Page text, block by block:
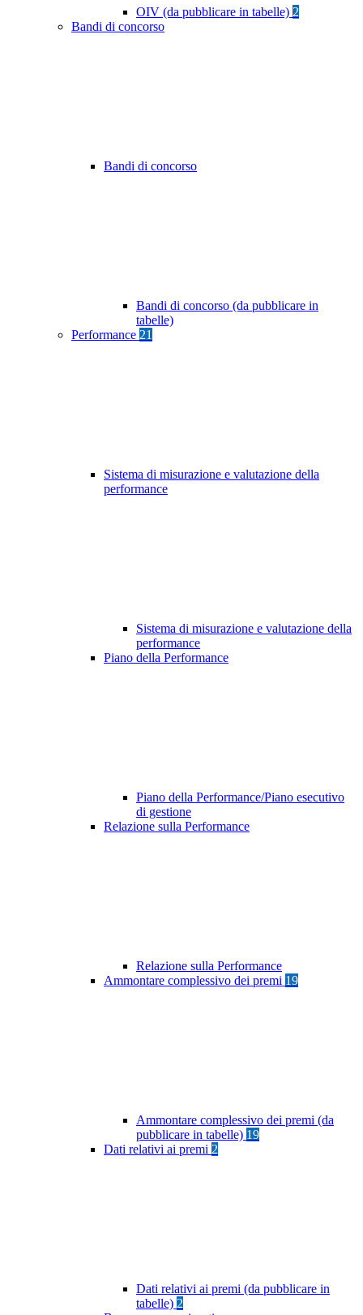
OIV (da pubblicare in tabelle) 2
Bandi di concorso
Bandi di concorso
Bandi di concorso (da pubblicare in
tabelle)
Performance 21
Sistema di misurazione e valutazione della
performance
Sistema di misurazione e valutazione della
performance
Piano della Performance
Piano della Performance/Piano esecutivo
di gestione
Relazione sulla Performance
Relazione sulla Performance
Ammontare complessivo dei premi 19
Ammontare complessivo dei premi (da
pubblicare in tabelle) 19
Dati relativi ai premi 2
Dati relativi ai premi (da pubblicare in
tabelle) 2